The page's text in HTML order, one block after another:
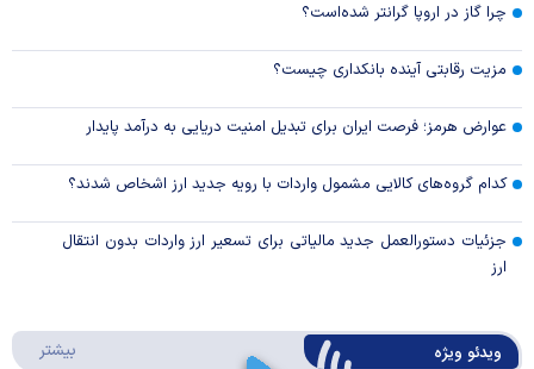
چرا گاز در اروپا گرانتر شده‌است؟
مزیت رقابتی آینده بانکداری چیست؟
عوارض هرمز؛ فرصت ایران برای تبدیل امنیت دریایی به درآمد پایدار
کدام گروه‌های کالایی مشمول واردات با رویه جدید ارز اشخاص شدند؟
جزئیات دستورالعمل جدید مالیاتی برای تسعیر ارز واردات بدون انتقال
ارز
ویدئو ویژه بیشتر